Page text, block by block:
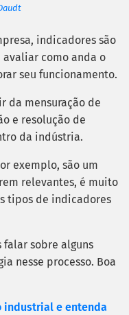
indicadores são
como anda o
seu funcionamento.
da mensuração de
e resolução de
da indústria.
exemplo, são um
relevantes, é muito
tipos de indicadores
falar sobre alguns
nesse processo. Boa
industrial e entenda